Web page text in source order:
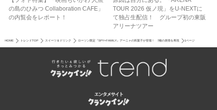
の島のひみつ Collaboration CAFE」
の内覧会をレポート！
TOUR 2026 仮ノ現」をU-NEXTに
て独占生配信！ グループ初の東阪
アリーナツアー
HOME トレンドTOP スイーツ＆ドリンク ローソン限定『SPY×FAMILY』アーニャの和菓子が登場！ 7種の表情を再現 1ページ